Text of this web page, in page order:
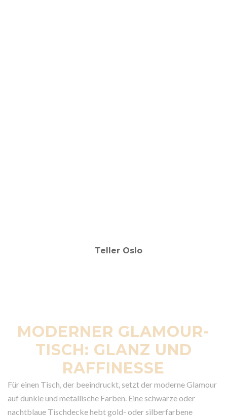
MODERNER GLAMOUR-
TISCH: GLANZ UND
RAFFINESSE
Für einen Tisch, der beeindruckt, setzt der moderne Glamour
auf dunkle und metallische Farben. Eine schwarze oder
nachtblaue Tischdecke hebt gold- oder silberfarbene